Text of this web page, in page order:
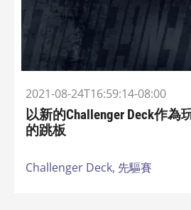
2021-08-24T16:59:14-08:00
以新的Challenger Deck作為
的跳板
Challenger Deck, 先驅賽